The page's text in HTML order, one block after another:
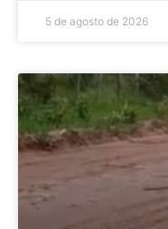
5 de agosto de 2026